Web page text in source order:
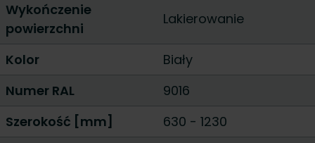
Wykończenie
powierzchni
Lakierowanie
Kolor
Biały
Numer RAL
9016
Szerokość [mm]
630 - 1230